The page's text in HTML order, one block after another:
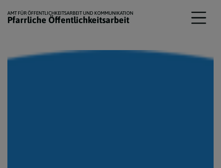
AMT FÜR ÖFFENTLICHKEITSARBEIT UND KOMMUNIKATION
Pfarrliche Öffentlichkeitsarbeit